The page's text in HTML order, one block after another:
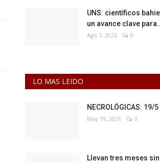
UNS: científicos
un avance clave
Ago 7, 2026 0
LO MAS LEIDO
NECROLÓGICAS: 19/5
May 19, 2021 0
Llevan tres meses